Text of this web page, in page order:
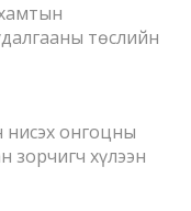
төслийн
онгоцны
зорчигч хүлээн